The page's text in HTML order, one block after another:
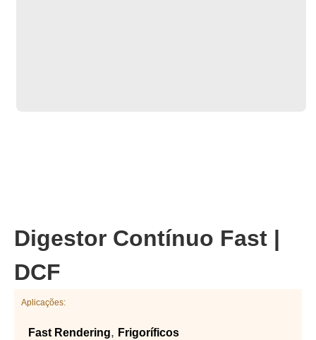
Digestor Contínuo Fast |
DCF
Aplicações:
Fast Rendering, Frigoríficos